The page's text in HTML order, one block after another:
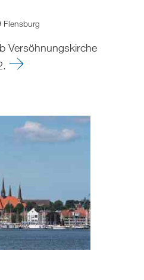
Flensburg
Versöhnungskirche